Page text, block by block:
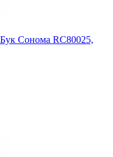
Сонома RC80025,